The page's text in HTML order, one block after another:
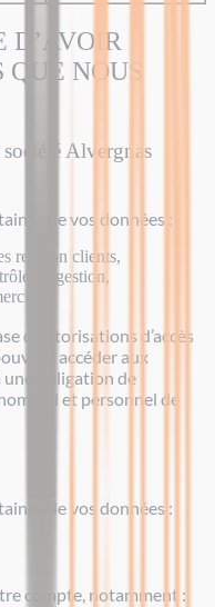
D’AVOIR
NOUS
Alvergnas
de vos données :
relation clients,
de gestion,
d’autorisations d’accès
accéder aux
une obligation de
et personnel de
de vos données :
compte, notamment :